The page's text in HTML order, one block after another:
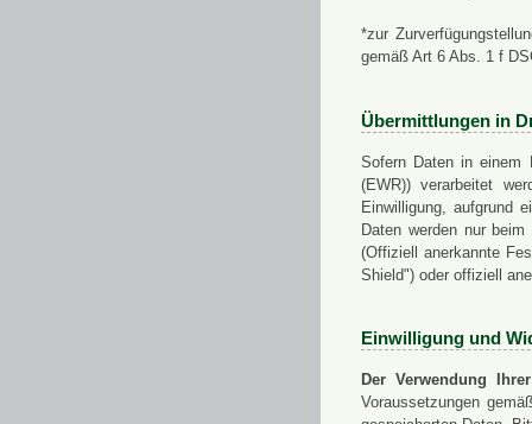
*zur
gemäß Art 6 Abs. 1 f
Übermittlungen in
Sofern Daten in einem
(EWR)) verarbeitet
Einwilligung, aufgrund
Daten werden nur
(Offiziell anerkannte
Shield") oder offiziell
Einwilligung und
Der Verwendung
Voraussetzungen